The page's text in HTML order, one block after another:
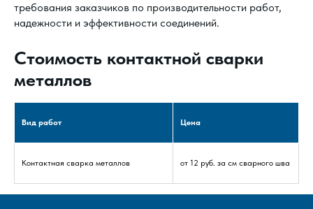
требования заказчиков по производительности работ,
надежности и эффективности соединений.
Стоимость контактной сварки
металлов
Вид работ Цена
Контактная сварка металлов от 12 руб. за см сварного шва